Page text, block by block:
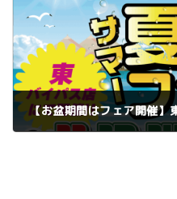
2025年8月7日